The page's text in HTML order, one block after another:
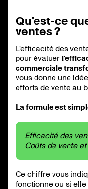
Qu'est-ce
ventes ?
L'efficacité des
pour évaluer
commerciale
vous donne une
efforts de vente au
La formule est
Efficacité des
Coûts de vente
Ce chiffre vous
fonctionne ou si